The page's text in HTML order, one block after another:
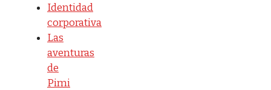
Identidad
corporativa
Las
aventuras
de
Pimi